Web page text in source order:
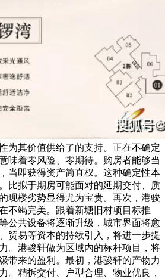
为其价值供给了的支持。正在不确定
味着零风险、零期待。购房者能够当
当即获得资产简直权。这种确定性本
比拟于期房可能面对的延期交付、质
现楼劣势显得尤为宝贵。再次，港骏
不竭完美。跟着新塘旧村项目标推
公共设备将逐渐升级，城市界面将愈
贸易等资本的持续引入，将进一步提
。港骏轩做为区域内的标杆项目，将
带来的盈利。最初，港骏轩的产物力
。精拆交付、户型合理、物业优良，